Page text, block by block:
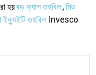
হয়বড় ক্যাপ তহবিল,মিড
ইক্যুইটি তহবিল Invesco